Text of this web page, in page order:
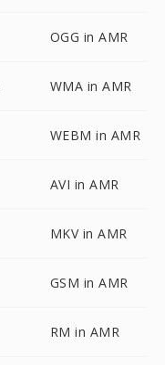
OGG in AMR
WMA in AMR
WEBM in AMR
AVI in AMR
MKV in AMR
GSM in AMR
RM in AMR